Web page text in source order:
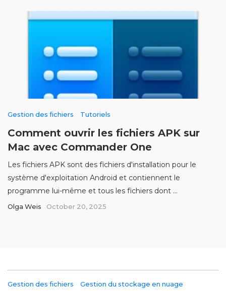
Gestion des fichiers Tutoriels
Comment ouvrir les fichiers APK sur
Mac avec Commander One
Les fichiers APK sont des fichiers d'installation pour le
système d'exploitation Android et contiennent le
programme lui-même et tous les fichiers dont ...
Olga Weis October 20, 2025
Gestion des fichiers Gestion du stockage en nuage